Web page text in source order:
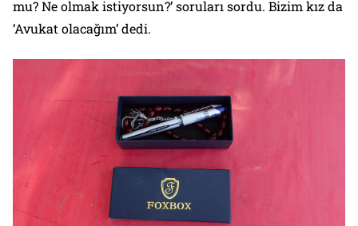
mu? Ne olmak istiyorsun?’ soruları sordu. Bizim kız da
‘Avukat olacağım’ dedi.